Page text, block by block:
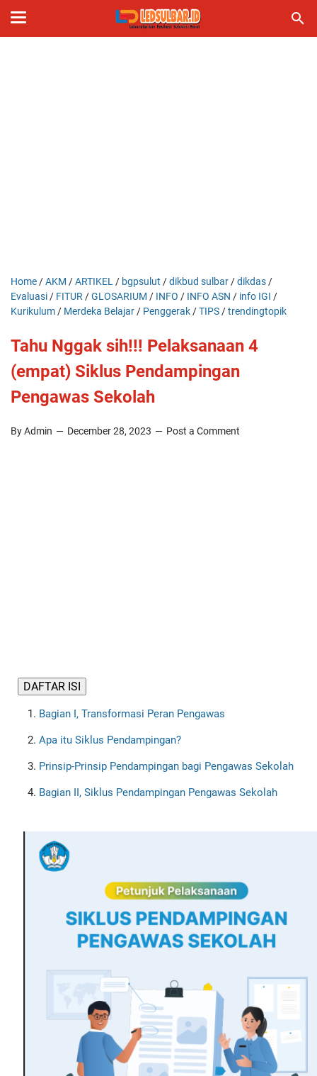
Home /AKM /ARTIKEL / bgpsulut /dikbud sulbar /dikdas /
Evaluasi / FITUR /GLOSARIUM / INFO / INFO ASN / info IGI /
Kurikulum / Merdeka Belajar / Penggerak /TIPS /trendingtopik
Tahu Nggak sih!!! Pelaksanaan 4
(empat) Siklus Pendampingan
Pengawas Sekolah
By Admin December 28, 2023 Post a Comment
DAFTAR ISI
Bagian I, Transformasi Peran Pengawas
Apa itu Siklus Pendampingan?
Prinsip-Prinsip Pendampingan bagi Pengawas Sekolah
Bagian II, Siklus Pendampingan Pengawas Sekolah